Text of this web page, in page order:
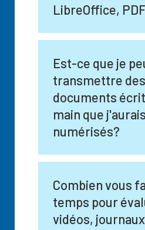
LibreOffice,
Est-ce que je
transmettre des
documents
main que j'aurais
numérisés?
Combien vous
temps pour
vidéos,